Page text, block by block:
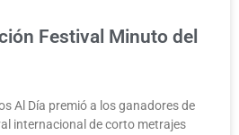
Festival Minuto del
Al Día premió a los ganadores de
internacional de corto metrajes